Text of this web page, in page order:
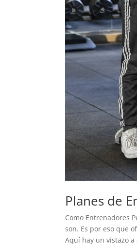
Planes de
Como Entrenadores
son. Es por eso que
Aquí hay un vistazo